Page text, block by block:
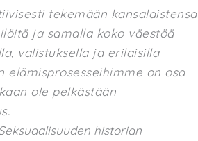
tekemään kansalaistensa
ja samalla koko väestöä
valistuksella ja erilaisilla
elämisprosesseihimme on osa
ole pelkästään
historian